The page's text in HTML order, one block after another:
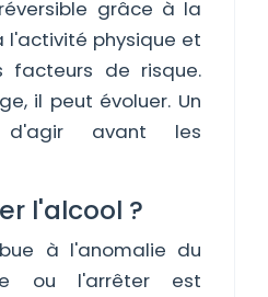
grâce à la
l'activité physique et
facteurs de risque.
il peut évoluer. Un
d'agir avant les
l'alcool ?
à l'anomalie du
ou l'arrêter est